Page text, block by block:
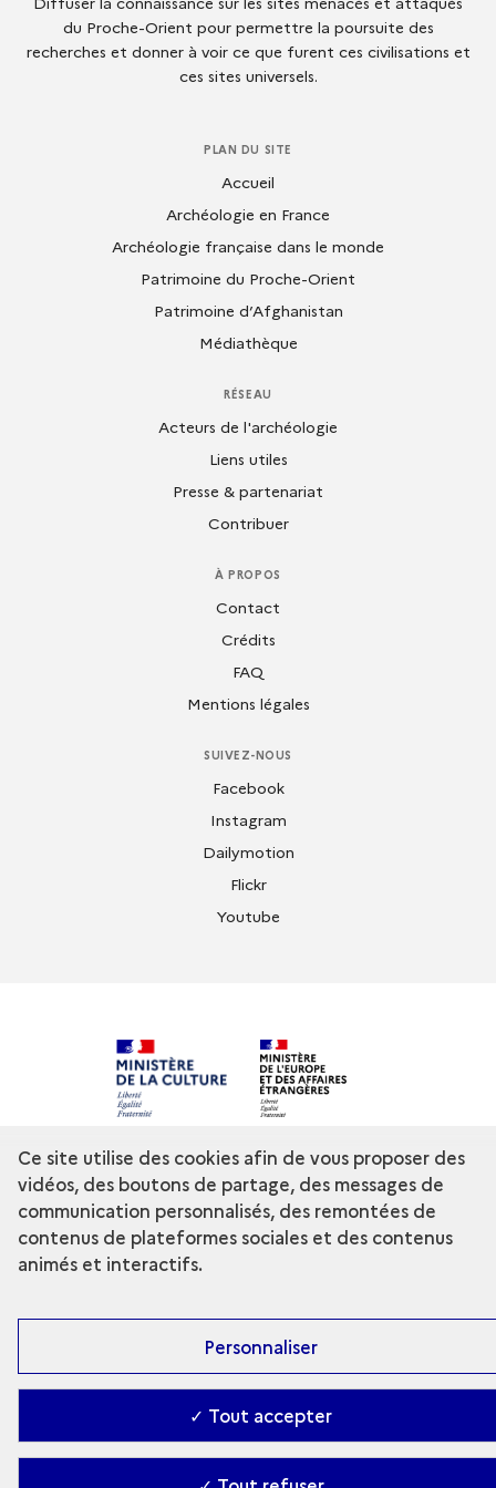
du Proche-Orient pour permettre la poursuite des
recherches et donner à voir ce que furent ces civilisations et
ces sites universels.
PLAN DU SITE
Accueil
Archéologie en France
Archéologie française dans le monde
Patrimoine du Proche-Orient
Patrimoine d’Afghanistan
Médiathèque
RÉSEAU
Acteurs de l'archéologie
Liens utiles
Presse & partenariat
Contribuer
À PROPOS
Contact
Crédits
FAQ
Mentions légales
SUIVEZ-NOUS
Facebook
Instagram
Dailymotion
Flickr
Youtube
Contact - Accessibilité : Partiellement conforme
-
Gestion des cookies
Ministère de la Culture
Ce site utilise des cookies afin de vous proposer des
vidéos, des boutons de partage, des messages de
communication personnalisés, des remontées de
contenus de plateformes sociales et des contenus
animés et interactifs.
Personnaliser
✓ Tout accepter